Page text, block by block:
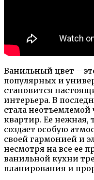
Ванильный цвет –
популярных и
становится
интерьера. В
стала
квартир. Ее нежная,
создает особую
своей гармонией и
несмотря на все ее
ванильной кухни
планирования и